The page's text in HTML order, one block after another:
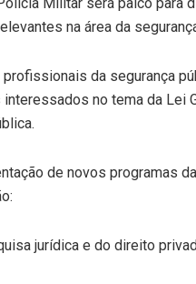
na área da
da segurança
no tema da Lei
de novos programas
jurídica e do direito